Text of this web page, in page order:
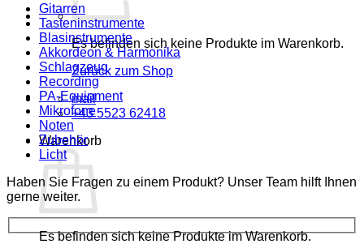
Es befinden sich keine Produkte im Warenkorb.
Zurück zum Shop
mail
+43 5523 62418
Warenkorb
Es befinden sich keine Produkte im Warenkorb.
Gitarren
Tasteninstrumente
Blasinstrumente
Akkordeon & Harmonika
Schlagzeug
Recording
PA-Equipment
Mikrofone
Noten
Zubehör
Licht
Haben Sie Fragen zu einem Produkt? Unser Team hilft Ihnen
gerne weiter.